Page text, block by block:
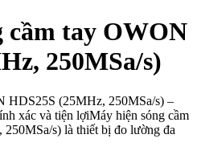
cầm tay OWON
250MSa/s)
HDS25S (25MHz, 250MSa/s) –
xác và tiện lợiMáy hiện sóng cầm
s) là thiết bị đo lường đa